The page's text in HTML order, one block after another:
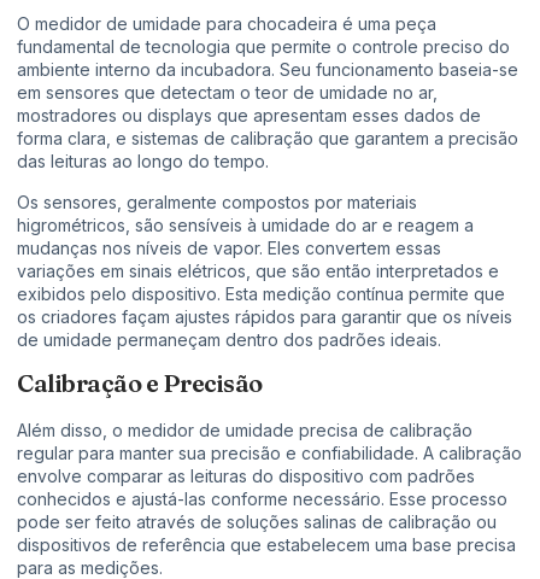
O medidor de umidade para chocadeira é uma peça
fundamental de tecnologia que permite o controle preciso do
ambiente interno da incubadora. Seu funcionamento baseia-se
em sensores que detectam o teor de umidade no ar,
mostradores ou displays que apresentam esses dados de
forma clara, e sistemas de calibração que garantem a precisão
das leituras ao longo do tempo.
Os sensores, geralmente compostos por materiais
higrométricos, são sensíveis à umidade do ar e reagem a
mudanças nos níveis de vapor. Eles convertem essas
variações em sinais elétricos, que são então interpretados e
exibidos pelo dispositivo. Esta medição contínua permite que
os criadores façam ajustes rápidos para garantir que os níveis
de umidade permaneçam dentro dos padrões ideais.
Calibração e Precisão
Além disso, o medidor de umidade precisa de calibração
regular para manter sua precisão e confiabilidade. A calibração
envolve comparar as leituras do dispositivo com padrões
conhecidos e ajustá-las conforme necessário. Esse processo
pode ser feito através de soluções salinas de calibração ou
dispositivos de referência que estabelecem uma base precisa
para as medições.